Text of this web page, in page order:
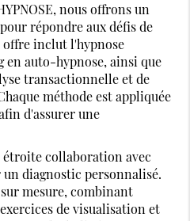
nous offrons un
répondre aux défis de
offre inclut l'hypnose
en auto-hypnose, ainsi que
transactionnelle et de
méthode est appliquée
d'assurer une
collaboration avec
diagnostic personnalisé.
mesure, combinant
de visualisation et